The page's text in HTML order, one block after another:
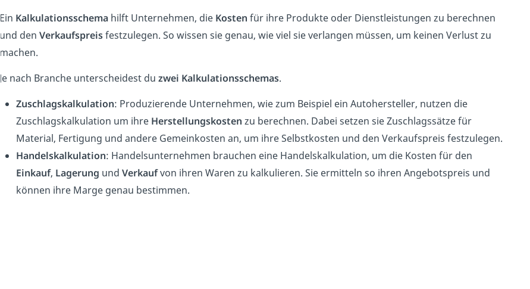
Ein Kalkulationsschema hilft Unternehmen, die Kosten für ihre Produkte oder Dienstleistungen zu berechnen
und den Verkaufspreisfestzulegen. So wissen sie genau, wie viel sie verlangen müssen, um keinen Verlust zu
machen.
Je nach Branche unterscheidest du zwei Kalkulationsschemas.
Zuschlagskalkulation: Produzierende Unternehmen, wie zum Beispiel ein Autohersteller, nutzen die
Zuschlagskalkulation um ihre Herstellungskosten zu berechnen. Dabei setzen sie Zuschlagssätze für
Material, Fertigung und andere Gemeinkosten an, um ihre Selbstkosten und den Verkaufspreis festzulegen.
Handelskalkulation: Handelsunternehmen brauchen eine Handelskalkulation, um die Kosten für den
Einkauf, Lagerung und Verkaufvon ihren Waren zu kalkulieren. Sie ermitteln so ihren Angebotspreis und
können ihre Marge genau bestimmen.